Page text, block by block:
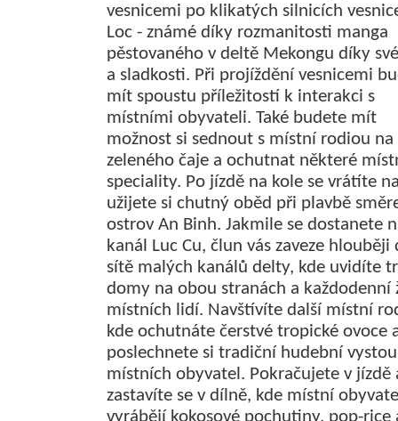
vesnicemi po klikatých silnicích
Loc - známé díky rozmanitosti manga
pěstovaného v deltě Mekongu díky
a sladkosti. Při projíždění vesnicemi
mít spoustu příležitostí k interakci s
místními obyvateli. Také budete mít
možnost si sednout s místní rodiou na
zeleného čaje a ochutnat některé
speciality. Po jízdě na kole se vrátíte
užijete si chutný oběd při plavbě
ostrov An Binh. Jakmile se dostanete
kanál Luc Cu, člun vás zaveze hlouběji
sítě malých kanálů delty, kde uvidíte
domy na obou stranách a každodenní
místních lidí. Navštívíte další místní
kde ochutnáte čerstvé tropické ovoce
poslechnete si tradiční hudební
místních obyvatel. Pokračujete v jízdě
zastavíte se v dílně, kde místní
vyrábějí kokosové pochutiny, pop-rice